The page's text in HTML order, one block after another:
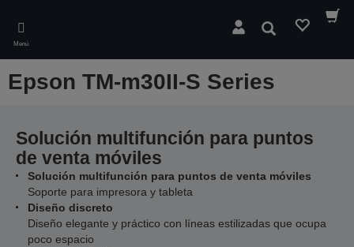
main
content
Menú
Buscar
Epson TM-m30II-S Series
Solución multifunción para puntos
de venta móviles
Solución multifunción para puntos de venta móviles
Soporte para impresora y tableta
Diseño discreto
Diseño elegante y práctico con líneas estilizadas que ocupa
poco espacio